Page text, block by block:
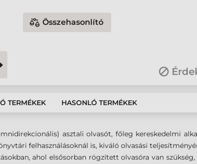
Összehasonlító
TERMÉKEK HASONLÓ TERMÉKEK
asztali olvasót, főleg kereskedelmi
felhasználásoknál is, kiváló olvasási
ahol elsősorban rögzített olvasóra van